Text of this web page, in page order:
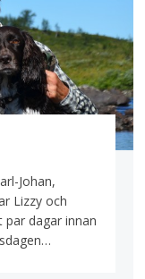
Johan,
Lizzy och
dagar innan